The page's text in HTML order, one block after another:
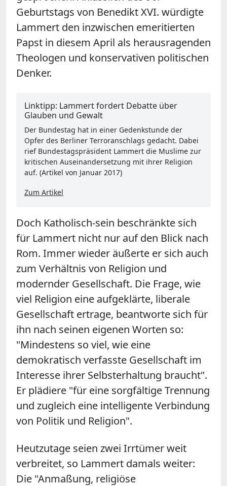
Geburtstags von Benedikt XVI. würdigte
Lammert den inzwischen emeritierten
Papst in diesem April als herausragenden
Theologen und konservativen politischen
Denker.
Linktipp: Lammert fordert Debatte über
Glauben und Gewalt
Der Bundestag hat in einer Gedenkstunde der
Opfer des Berliner Terroranschlags gedacht. Dabei
rief Bundestagspräsident Lammert die Muslime zur
kritischen Auseinandersetzung mit ihrer Religion
auf. (Artikel von Januar 2017)
Zum Artikel
Doch Katholisch-sein beschränkte sich
für Lammert nicht nur auf den Blick nach
Rom. Immer wieder äußerte er sich auch
zum Verhältnis von Religion und
modernder Gesellschaft. Die Frage, wie
viel Religion eine aufgeklärte, liberale
Gesellschaft ertrage, beantworte sich für
ihn nach seinen eigenen Worten so:
"Mindestens so viel, wie eine
demokratisch verfasste Gesellschaft im
Interesse ihrer Selbsterhaltung braucht".
Er plädiere "für eine sorgfältige Trennung
und zugleich eine intelligente Verbindung
von Politik und Religion".
Heutzutage seien zwei Irrtümer weit
verbreitet, so Lammert damals weiter:
Die "Anmaßung, religiöse